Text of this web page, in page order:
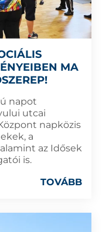
MA
napot
utcai
napközis
a
az Idősek
is.
TOVÁBB